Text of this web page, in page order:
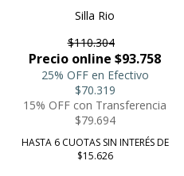
Silla Rio
$110.304
Precio online $93.758
25% OFF en Efectivo
$70.319
15% OFF con Transferencia
$79.694
HASTA 6 CUOTAS SIN INTERÉS DE
$15.626